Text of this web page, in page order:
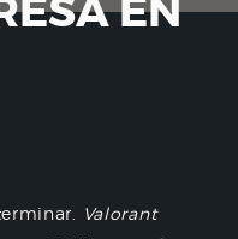
EN
Valorant